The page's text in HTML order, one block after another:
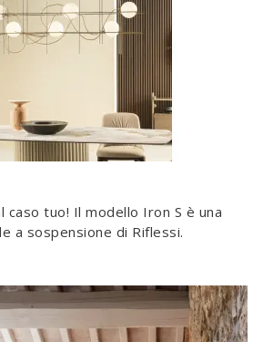
caso tuo! Il modello Iron S è una
a sospensione di Riflessi.